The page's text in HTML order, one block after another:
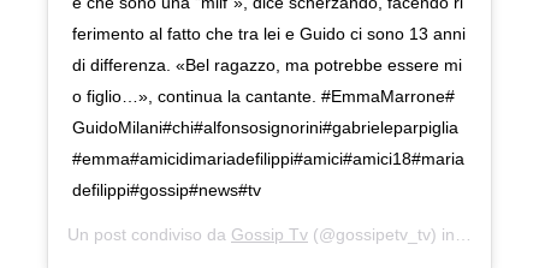
ferimento al fatto che tra lei e Guido ci sono 13 anni
di differenza. «Bel ragazzo, ma potrebbe essere mi
o figlio…», continua la cantante. #EmmaMarrone#
GuidoMilani#chi#alfonsosignorini#gabrieleparpiglia
#emma#amicidimariadefilippi#amici#amici18#maria
defilippi#gossip#news#tv
Un post condiviso da Gossip Tv (@gossipetv_tv) in data: